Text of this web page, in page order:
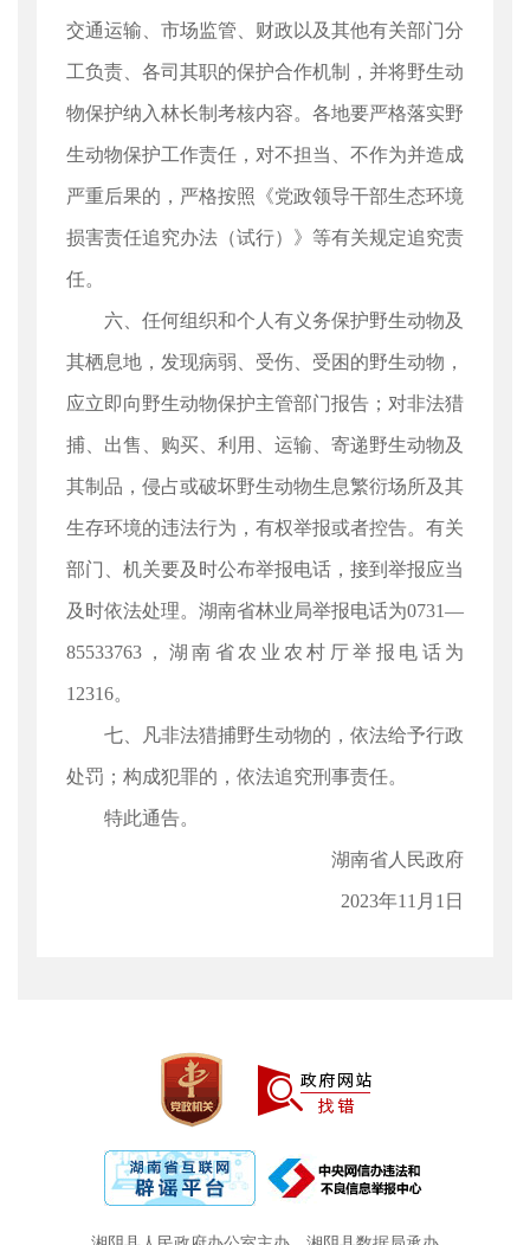
交通运输、市场监管、财政以及其他有关部门分
工负责、各司其职的保护合作机制，并将野生动
物保护纳入林长制考核内容。各地要严格落实野
生动物保护工作责任，对不担当、不作为并造成
严重后果的，严格按照《党政领导干部生态环境
损害责任追究办法（试行）》等有关规定追究责
任。
六、任何组织和个人有义务保护野生动物及
其栖息地，发现病弱、受伤、受困的野生动物，
应立即向野生动物保护主管部门报告；对非法猎
捕、出售、购买、利用、运输、寄递野生动物及
其制品，侵占或破坏野生动物生息繁衍场所及其
生存环境的违法行为，有权举报或者控告。有关
部门、机关要及时公布举报电话，接到举报应当
及时依法处理。湖南省林业局举报电话为0731—
85533763，湖南省农业农村厅举报电话为
12316。
七、凡非法猎捕野生动物的，依法给予行政
处罚；构成犯罪的，依法追究刑事责任。
特此通告。
湖南省人民政府
2023年11月1日